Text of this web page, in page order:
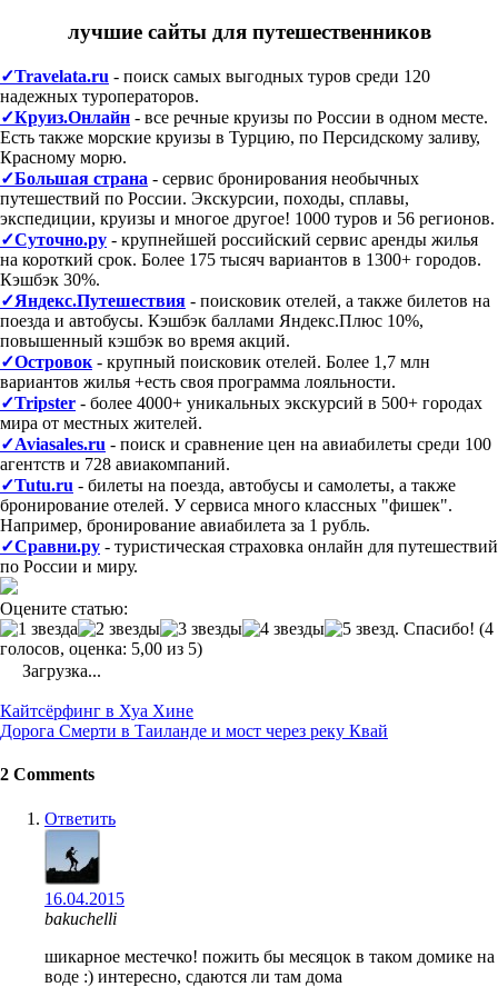
лучшие сайты для путешественников
✓Travelata.ru - поиск самых выгодных туров среди 120
надежных туроператоров.
✓Круиз.Онлайн - все речные круизы по России в одном месте.
Есть также морские круизы в Турцию, по Персидскому заливу,
Красному морю.
✓Большая страна - сервис бронирования необычных
путешествий по России. Экскурсии, походы, сплавы,
экспедиции, круизы и многое другое! 1000 туров и 56 регионов.
✓Суточно.ру - крупнейшей российский сервис аренды жилья
на короткий срок. Более 175 тысяч вариантов в 1300+ городов.
Кэшбэк 30%.
✓Яндекс.Путешествия - поисковик отелей, а также билетов на
поезда и автобусы. Кэшбэк баллами Яндекс.Плюс 10%,
повышенный кэшбэк во время акций.
✓Островок - крупный поисковик отелей. Более 1,7 млн
вариантов жилья +есть своя программа лояльности.
✓Tripster - более 4000+ уникальных экскурсий в 500+ городах
мира от местных жителей.
✓Aviasales.ru - поиск и сравнение цен на авиабилеты среди 100
агентств и 728 авиакомпаний.
✓Tutu.ru - билеты на поезда, автобусы и самолеты, а также
бронирование отелей. У сервиса много классных "фишек".
Например, бронирование авиабилета за 1 рубль.
✓Сравни.ру - туристическая страховка онлайн для путешествий
по России и миру.
Оцените статью:
(4
голосов, оценка: 5,00 из 5)
Загрузка...
Post
navigation
Кайтсёрфинг в Хуа Хине
Дорога Смерти в Таиланде и мост через реку Квай
2 Comments
Ответить
16.04.2015
bakuchelli
шикарное местечко! пожить бы месяцок в таком домике на
воде :) интересно, сдаются ли там дома